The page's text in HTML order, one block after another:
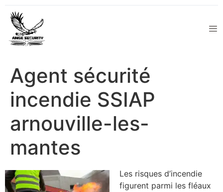
Agent sécurité
incendie SSIAP
arnouville-les-
mantes
Les risques d’incendie
figurent parmi les fléaux